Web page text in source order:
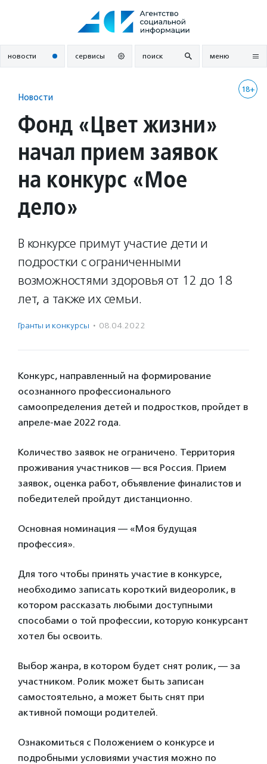
новости сервисы поиск меню
18+
Новости
Фонд «Цвет жизни»
начал прием заявок
на конкурс «Мое
дело»
В конкурсе примут участие дети и
подростки с ограниченными
возможностями здоровья от 12 до 18
лет, а также их семьи.
Гранты и конкурсы · 08.04.2022
Конкурс, направленный на формирование
осознанного профессионального
самоопределения детей и подростков, пройдет в
апреле-мае 2022 года.
Количество заявок не ограничено. Территория
проживания участников — вся Россия. Прием
заявок, оценка работ, объявление финалистов и
победителей пройдут дистанционно.
Основная номинация — «Моя будущая
профессия».
Для того чтобы принять участие в конкурсе,
необходимо записать короткий видеоролик, в
котором рассказать любыми доступными
способами о той профессии, которую конкурсант
хотел бы освоить.
Выбор жанра, в котором будет снят ролик, — за
участником. Ролик может быть записан
самостоятельно, а может быть снят при
активной помощи родителей.
Ознакомиться с Положением о конкурсе и
подробными условиями участия можно по